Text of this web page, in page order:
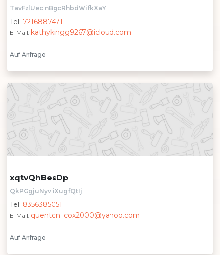
TavFzlUec nBgcRhbdWifkXaY
Tel: 7216887471
E-Mail: kathykingg9267@icloud.com
Auf Anfrage
xqtvQhBesDp
QkPGgjuNyv iXugfQtIj
Tel: 8356385051
E-Mail: quenton_cox2000@yahoo.com
Auf Anfrage